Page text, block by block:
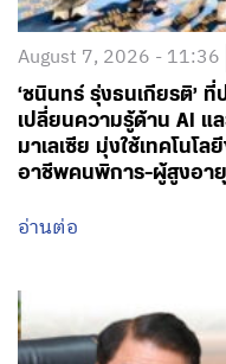
August 7, 2026 - 11:36
‘ชนินทร์ รุ่งธนเกียรติ’
เปลี่ยนความรู้ด้าน AI แ
มาเลเซีย มุ่งใช้เทคโนโ
อาชีพคนพิการ-ผู้สูงอายุ
อ่านต่อ